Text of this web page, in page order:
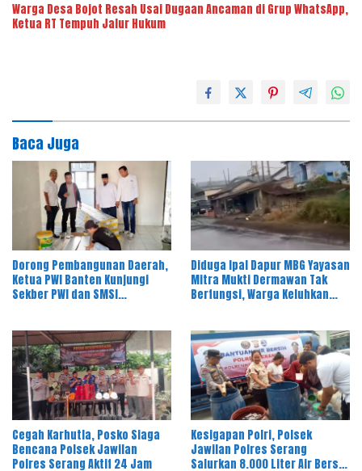
Warga Desa Bojot Resah Usai Dugaan Ancaman di Grup WhatsApp,
Ketua RT Tempuh Jalur Hukum
Baca Juga
Dorong Pembangunan Daerah,
Ketua PWI Banten Kunjungi
Sekber PWI dan SMSI
Diduga Ipal Dapur MBG Yayasan
Mitra Mukti Dermawan Tak
Berfungsi, Warga Keluhkan
Cegah Karhutla, Posko Siaga
Bencana Polsek Jawilan
Polres Serang Aktif 24 Jam
Kesigapan Polri, Polsek
Jawilan Polres Serang
Salurkan 8.000 Liter Air Bersih